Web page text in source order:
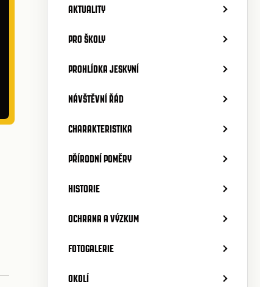
AKTUALITY
PRO ŠKOLY
PROHLÍDKA JESKYNÍ
NÁVŠTĚVNÍ ŘÁD
CHARAKTERISTIKA
PŘÍRODNÍ POMĚRY
HISTORIE
OCHRANA A VÝZKUM
FOTOGALERIE
OKOLÍ